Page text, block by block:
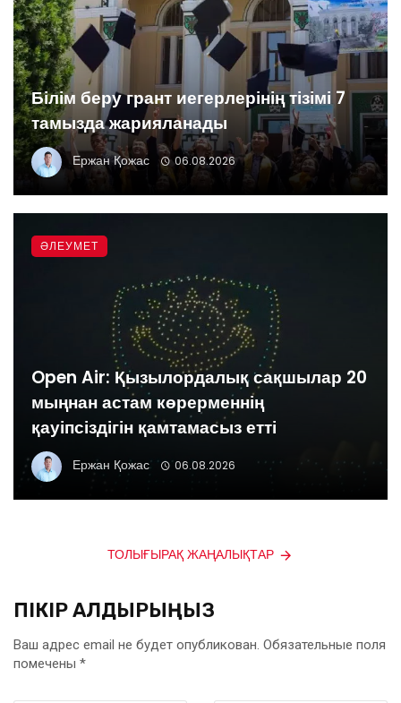
Білім беру грант иегерлерінің тізімі 7
тамызда жарияланады
Ержан Қожас 06.08.2026
Open Air: Қызылордалық сақшылар 20
мыңнан астам көрерменнің
қауіпсіздігін қамтамасыз етті
Ержан Қожас 06.08.2026
ӘЛЕУМЕТ
ТОЛЫҒЫРАҚ ЖАҢАЛЫҚТАР
ПІКІР ҚАЛДЫРЫҢЫЗ
Ваш адрес email не будет опубликован. Обязательные поля
помечены *